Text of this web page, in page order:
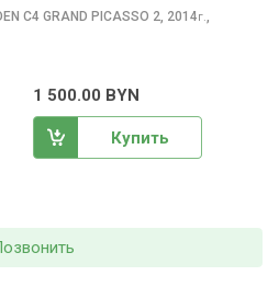
C4 GRAND PICASSO 2, 2014г.,
1 500.00 BYN
Купить